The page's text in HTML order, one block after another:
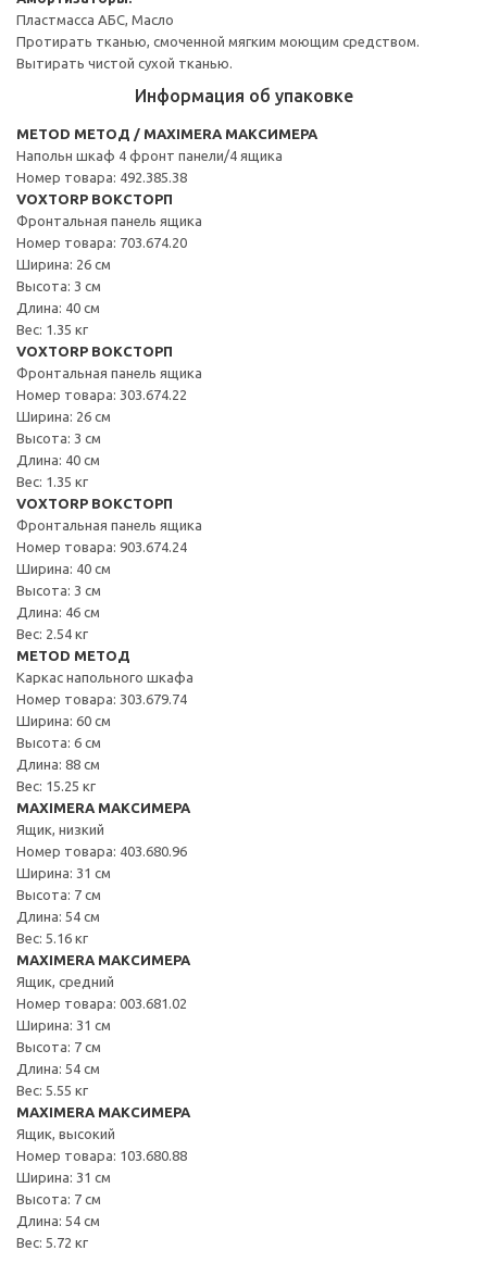
Пластмасса АБС, Масло
Протирать тканью, смоченной мягким моющим средством.
Вытирать чистой сухой тканью.
Информация об упаковке
METOD МЕТОД / MAXIMERA МАКСИМЕРА
Напольн шкаф 4 фронт панели/4 ящика
Номер товара: 492.385.38
VOXTORP ВОКСТОРП
Фронтальная панель ящика
Номер товара: 703.674.20
Ширина: 26 см
Высота: 3 см
Длина: 40 см
Вес: 1.35 кг
VOXTORP ВОКСТОРП
Фронтальная панель ящика
Номер товара: 303.674.22
Ширина: 26 см
Высота: 3 см
Длина: 40 см
Вес: 1.35 кг
VOXTORP ВОКСТОРП
Фронтальная панель ящика
Номер товара: 903.674.24
Ширина: 40 см
Высота: 3 см
Длина: 46 см
Вес: 2.54 кг
METOD МЕТОД
Каркас напольного шкафа
Номер товара: 303.679.74
Ширина: 60 см
Высота: 6 см
Длина: 88 см
Вес: 15.25 кг
MAXIMERA МАКСИМЕРА
Ящик, низкий
Номер товара: 403.680.96
Ширина: 31 см
Высота: 7 см
Длина: 54 см
Вес: 5.16 кг
MAXIMERA МАКСИМЕРА
Ящик, средний
Номер товара: 003.681.02
Ширина: 31 см
Высота: 7 см
Длина: 54 см
Вес: 5.55 кг
MAXIMERA МАКСИМЕРА
Ящик, высокий
Номер товара: 103.680.88
Ширина: 31 см
Высота: 7 см
Длина: 54 см
Вес: 5.72 кг